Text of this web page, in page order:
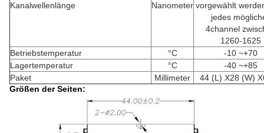
Kanalwellenlänge Nanometer vorgewählt
jedes
4channel
1260-1625
Betriebstemperatur
°C
-10 ~+70
Lagertemperatur
°C
-40 ~+85
Paket
Millimeter
44 (L) X28 (W)
Größen der Seiten: